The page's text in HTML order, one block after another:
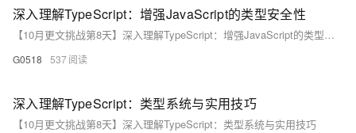
深入理解TypeScript：增强JavaScript的类型安全性
【10月更文挑战第8天】深入理解TypeScript：增强JavaScript的类型安全性
G0518 537
深入理解TypeScript：类型系统与实用技巧
【10月更文挑战第8天】深入理解TypeScript：类型系统与实用技巧